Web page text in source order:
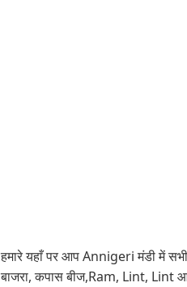
हमारे यहाँ पर आप Annigeri मंडी में
बाजरा, कपास बीज,Ram, Lint, Lint